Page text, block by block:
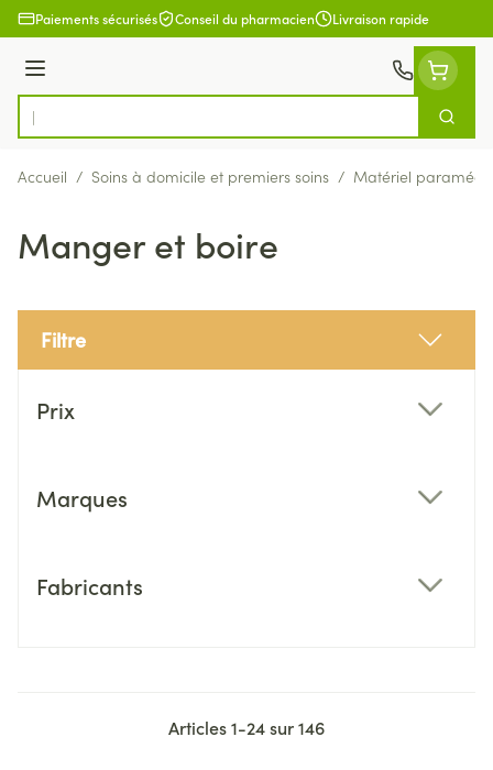
Aller au contenu
Paiements sécurisés Conseil du pharmacien Livraison rapide
Menu
Rechercher
Accueil / Soins à domicile et premiers soins / Matériel
Manger et boire
Filtre
Prix
Marques
Fabricants
Articles1-24sur146